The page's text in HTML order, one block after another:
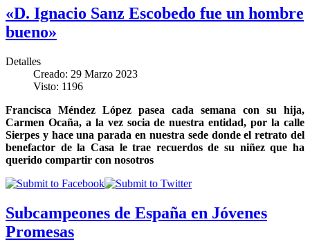
«D. Ignacio Sanz Escobedo fue un hombre
bueno»
Detalles
Creado: 29 Marzo 2023
Visto: 1196
Francisca Méndez López pasea cada semana con su hija,
Carmen Ocaña, a la vez socia de nuestra entidad, por la calle
Sierpes y hace una parada en nuestra sede donde el retrato del
benefactor de la Casa le trae recuerdos de su niñez que ha
querido compartir con nosotros
Subcampeones de España en Jóvenes
Promesas